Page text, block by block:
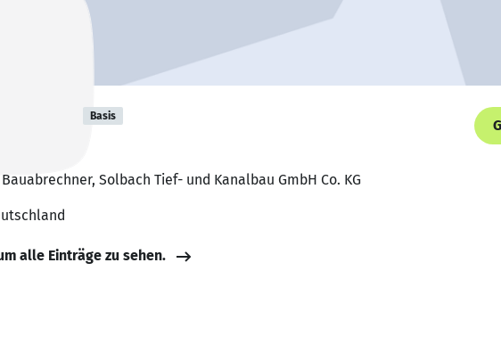
Basis
🥦
Solbach Tief- und Kanalbau GmbH Co. KG
alle Einträge zu sehen.